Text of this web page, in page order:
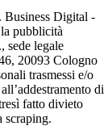
Digital -
pubblicità
sede legale
20093 Cologno
trasmessi e/o
di
fatto divieto
scraping.